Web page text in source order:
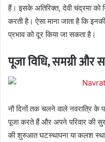
हैं। इसके अतिरिक्त, देवी चंद्रमा को
करती है। ऐसा माना जाता है कि
प्रभाव को दूर किया जा सकता है।
पूजा विधि, समग्री और
नौ दिनों तक चलने वाले नवरात्रि के
पूजा करते हैं और अपने परिवार की
की शुरुआत घटस्थापना या कलश